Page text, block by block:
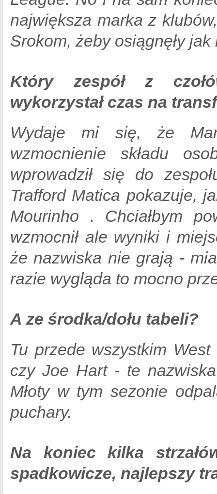
największa marka z
Srokom, żeby osiągnęły
Który zespół z
wykorzystał czas na
Wydaje mi się, że
wzmocnienie składu
wprowadził się do
Trafford Matica pokazuje,
Mourinho . Chciałbym
wzmocnił ale wyniki i
że nazwiska nie grają -
razie wygląda to mocno
A ze środka/dołu tabeli?
Tu przede wszystkim
czy Joe Hart - te
Młoty w tym sezonie
puchary.
Na koniec kilka
spadkowicze, najlepszy